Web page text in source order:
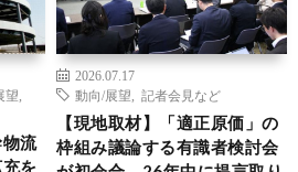
望
流
を
2026.07.17
動向/展望
記者会見など
【現地取材】「適正原価」の
枠組み議論する有識者検討会